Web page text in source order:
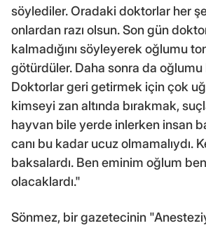
söylediler. Oradaki doktorlar her
onlardan razı olsun. Son gün
kalmadığını söyleyerek oğlumu
götürdüler. Daha sonra da
Doktorlar geri getirmek için çok
kimseyi zan altında bırakmak,
hayvan bile yerde inlerken insan
canı bu kadar ucuz olmamalıydı.
baksalardı. Ben eminim oğlum
olacaklardı."
Sönmez, bir gazetecinin